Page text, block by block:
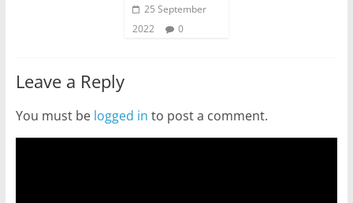
25 September
2022
0
Leave a Reply
You must be logged in to post a comment.